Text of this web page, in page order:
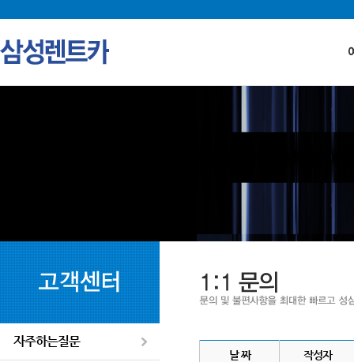
자주하는질문
날 짜 작성자